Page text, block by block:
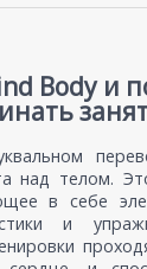
Body и
над телом.
в себе
и